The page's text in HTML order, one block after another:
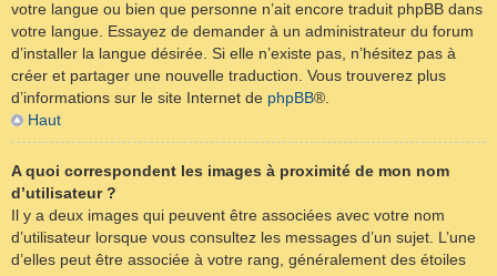
votre langue ou bien que personne n’ait encore traduit phpBB dans
votre langue. Essayez de demander à un administrateur du forum
d’installer la langue désirée. Si elle n’existe pas, n’hésitez pas à
créer et partager une nouvelle traduction. Vous trouverez plus
d’informations sur le site Internet de phpBB®.
Haut
A quoi correspondent les images à proximité de mon nom
d’utilisateur ?
Il y a deux images qui peuvent être associées avec votre nom
d’utilisateur lorsque vous consultez les messages d’un sujet. L’une
d’elles peut être associée à votre rang, généralement des étoiles